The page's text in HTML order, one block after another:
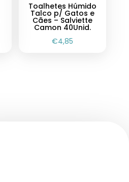
Toalhetes Húmido
Talco p/ Gatos e
Cães – Salviette
Camon 40Unid.
€4,85